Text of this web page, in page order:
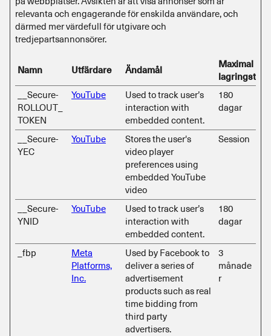
relevanta och engagerande för enskilda användare, och
därmed mer värdefull för utgivare och
tredjepartsannonsörer.
Namn Utfärdare Ändamål
Maximal
lagringstid
__Secure-
ROLLOUT_
TOKEN
YouTube
Used to track user’s
interaction with
embedded content.
180
dagar
__Secure-
YEC
YouTube
Stores the user's
video player
preferences using
embedded YouTube
video
Session
__Secure-
YNID
YouTube
Used to track user’s
interaction with
embedded content.
180
dagar
_fbp
Meta
Platforms,
Inc.
Used by Facebook to
deliver a series of
advertisement
products such as real
time bidding from
third party
advertisers.
3
månade
r